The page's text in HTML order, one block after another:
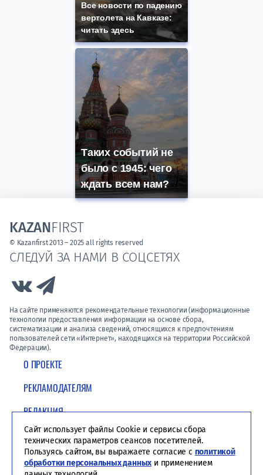
Все новости по падению
вертолета на Кавказе:
читать здесь
Таких событий не
было с 1945: чего
ждать всем нам?
О ПРОЕКТЕ
РЕКЛАМОДАТЕЛЯМ
РЕДАКЦИЯ
ПОЛИТИКА КОНФИДЕНЦИАЛЬНОСТИ
СЛЕДУЙ ЗА НАМИ В СОЦСЕТЯХ
Link to Vk
На сайте применяются рекомендательные технологии (информационные
технологии предоставления информации на основе сбора,
систематизации и анализа сведений, относящихся к предпочтениям
пользователей сети «Интернет», находящихся на территории Российской
Федерации).
KAZANFIRST
© Kazanfirst 2013 – 2025 all rights reserved
Сайт использует файлы Cookie и сервисы сбора
технических параметров сеансов посетителей.
Пользуясь сайтом, вы выражаете согласие с политикой
обработки персональных данных и применением